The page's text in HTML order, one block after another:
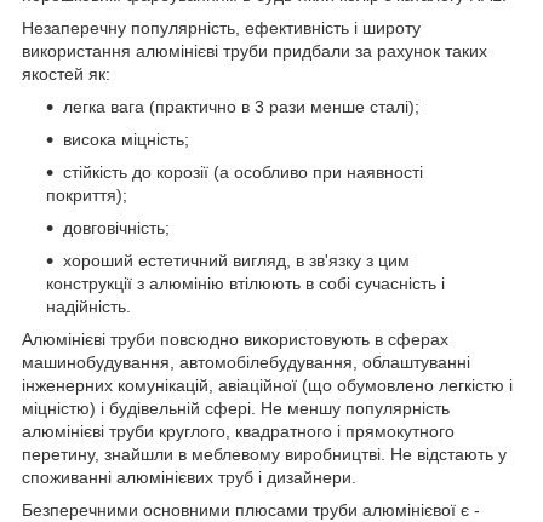
Незаперечну популярність, ефективність і широту
використання алюмінієві труби придбали за рахунок таких
якостей як:
легка вага (практично в 3 рази менше сталі);
висока міцність;
стійкість до корозії (а особливо при наявності
покриття);
довговічність;
хороший естетичний вигляд, в зв'язку з цим
конструкції з алюмінію втілюють в собі сучасність і
надійність.
Алюмінієві труби повсюдно використовують в сферах
машинобудування, автомобілебудування, облаштуванні
інженерних комунікацій, авіаційної (що обумовлено легкістю і
міцністю) і будівельній сфері. Не меншу популярність
алюмінієві труби круглого, квадратного і прямокутного
перетину, знайшли в меблевому виробництві. Не відстають у
споживанні алюмінієвих труб і дизайнери.
Безперечними основними плюсами труби алюмінієвої є -